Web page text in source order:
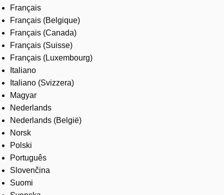
Français
Français (Belgique)
Français (Canada)
Français (Suisse)
Français (Luxembourg)
Italiano
Italiano (Svizzera)
Magyar
Nederlands
Nederlands (België)
Norsk
Polski
Português
Slovenčina
Suomi